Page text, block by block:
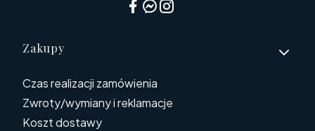
Linki w stopce
Zakupy
Czas realizacji zamówienia
Zwroty/wymiany i reklamacje
Koszt dostawy